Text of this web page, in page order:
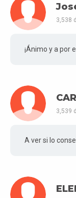
3,538
¡Ánimo y a por
3,539
A ver si lo